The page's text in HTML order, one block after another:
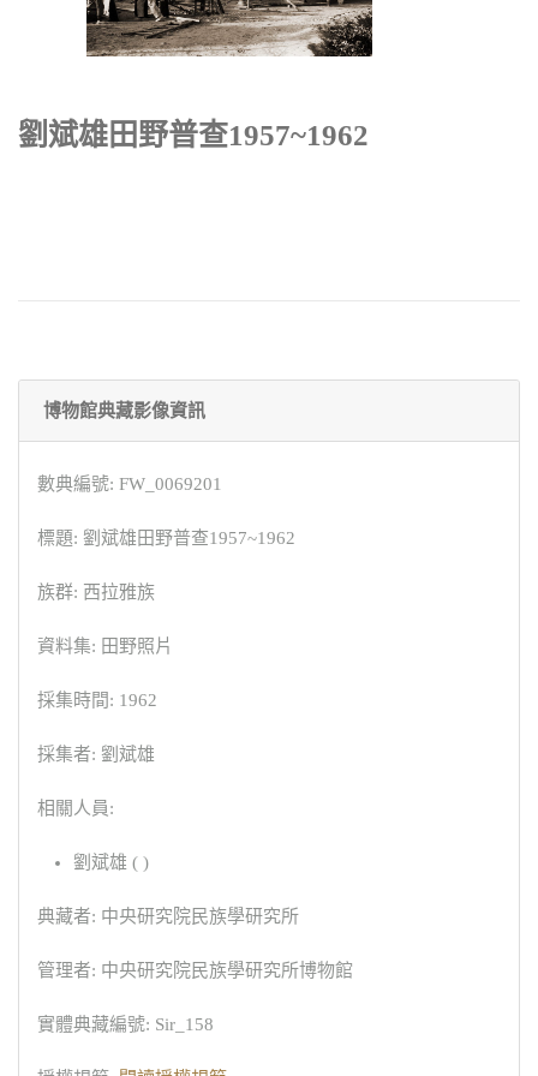
劉斌雄田野普查1957~1962
博物館典藏影像資訊
數典編號: FW_0069201
標題: 劉斌雄田野普查1957~1962
族群: 西拉雅族
資料集: 田野照片
採集時間: 1962
採集者: 劉斌雄
相關人員:
劉斌雄 ( )
典藏者: 中央研究院民族學研究所
管理者: 中央研究院民族學研究所博物館
實體典藏編號: Sir_158